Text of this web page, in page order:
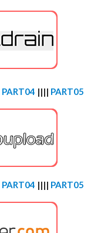
PART04 |||| PART05
PART04 |||| PART05